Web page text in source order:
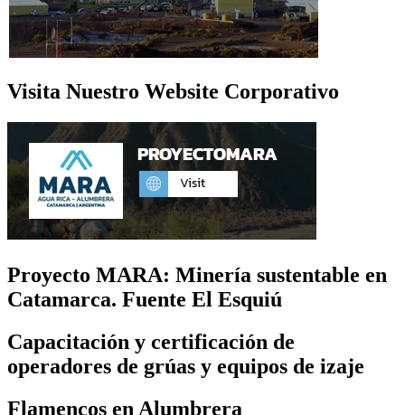
Visita Nuestro Website Corporativo
Proyecto MARA: Minería sustentable en
Catamarca. Fuente El Esquiú
Capacitación y certificación de
operadores de grúas y equipos de izaje
Flamencos en Alumbrera